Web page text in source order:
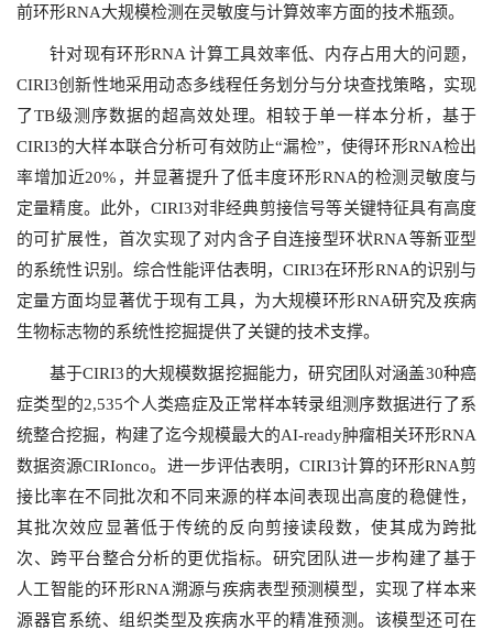
前环形RNA大规模检测在灵敏度与计算效率方面的技术瓶颈。
针对现有环形RNA 计算工具效率低、内存占用大的问题，
CIRI3创新性地采用动态多线程任务划分与分块查找策略，实现
了TB级测序数据的超高效处理。相较于单一样本分析，基于
CIRI3的大样本联合分析可有效防止“漏检”，使得环形RNA检出
率增加近20%，并显著提升了低丰度环形RNA的检测灵敏度与
定量精度。此外，CIRI3对非经典剪接信号等关键特征具有高度
的可扩展性，首次实现了对内含子自连接型环状RNA等新亚型
的系统性识别。综合性能评估表明，CIRI3在环形RNA的识别与
定量方面均显著优于现有工具，为大规模环形RNA研究及疾病
生物标志物的系统性挖掘提供了关键的技术支撑。
基于CIRI3的大规模数据挖掘能力，研究团队对涵盖30种癌
症类型的2,535个人类癌症及正常样本转录组测序数据进行了系
统整合挖掘，构建了迄今规模最大的AI-ready肿瘤相关环形RNA
数据资源CIRIonco。进一步评估表明，CIRI3计算的环形RNA剪
接比率在不同批次和不同来源的样本间表现出高度的稳健性，
其批次效应显著低于传统的反向剪接读段数，使其成为跨批
次、跨平台整合分析的更优指标。研究团队进一步构建了基于
人工智能的环形RNA溯源与疾病表型预测模型，实现了样本来
源器官系统、组织类型及疾病水平的精准预测。该模型还可在